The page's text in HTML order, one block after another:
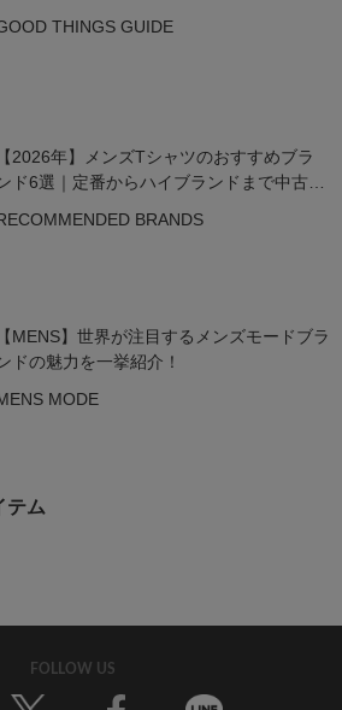
THINGS GUIDE
【2026年】メンズTシャツのおすすめブラ
ド6選｜定番からハイブランドまで中古で
BRANDS
【MENS】世界が注目するメンズモードブラ
ドの魅力を一挙紹介！
MODE
テム
FOLLOW US